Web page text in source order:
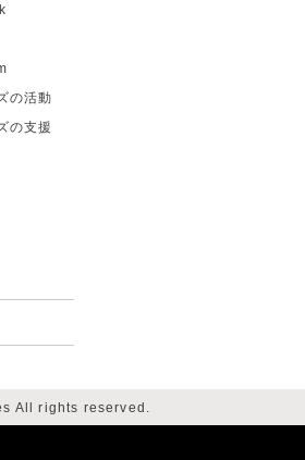
の活動
の支援
All rights reserved.